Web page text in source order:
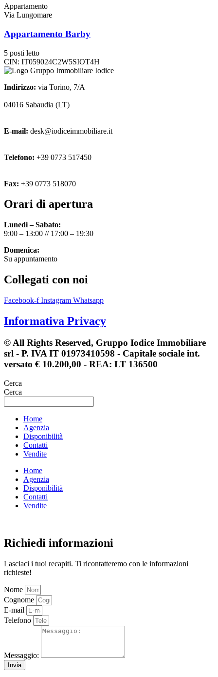
Appartamento
Via Lungomare
Appartamento Barby
5 posti letto
CIN: IT059024C2W5SIOT4H
Indirizzo: via Torino, 7/A
04016 Sabaudia (LT)
E-mail: desk@iodiceimmobiliare.it
Telefono: +39 0773 517450
Fax: +39 0773 518070
Orari di apertura
Lunedi – Sabato:
9:00 – 13:00 // 17:00 – 19:30
Domenica:
Su appuntamento
Collegati con noi
Facebook-f Instagram Whatsapp
Informativa Privacy
© All Rights Reserved, Gruppo Iodice Immobiliare
srl - P. IVA IT 01973410598 - Capitale sociale int.
versato € 10.200,00 - REA: LT 136500
Cerca
Cerca
Home
Agenzia
Disponibilità
Contatti
Vendite
Home
Agenzia
Disponibilità
Contatti
Vendite
Richiedi informazioni
Lasciaci i tuoi recapiti. Ti ricontatteremo con le informazioni
richieste!
Nome
Cognome
E-mail
Telefono
Messaggio:
Invia